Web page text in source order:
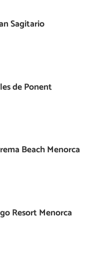
Sagitario
de Ponent
Beach Menorca
Resort Menorca